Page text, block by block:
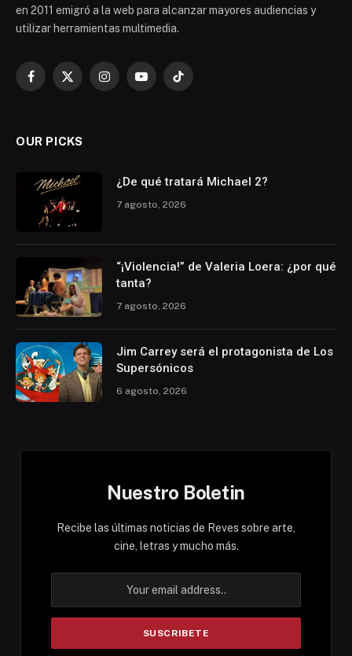
en 2011 emigró a la web para alcanzar mayores audiencias y
utilizar herramientas multimedia.
Facebook
X
InstagramYouTubeTikTok
OUR PICKS
¿De qué tratará Michael 2?
7 agosto, 2026
“¡Violencia!” de Valeria Loera: ¿por qué
tanta?
7 agosto, 2026
Jim Carrey será el protagonista de Los
Supersónicos
6 agosto, 2026
Nuestro Boletin
Recibe las últimas noticias de Reves sobre arte,
cine, letras y mucho más.